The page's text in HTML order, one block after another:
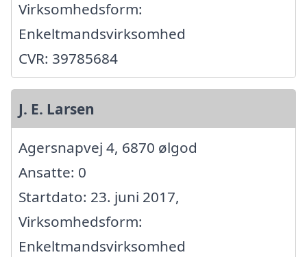
Virksomhedsform:
Enkeltmandsvirksomhed
CVR: 39785684
J. E. Larsen
Agersnapvej 4, 6870 ølgod
Ansatte: 0
Startdato: 23. juni 2017,
Virksomhedsform:
Enkeltmandsvirksomhed